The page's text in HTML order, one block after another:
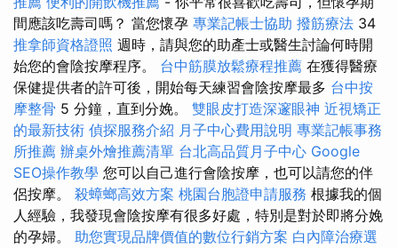
間應該吃壽司嗎？ 當您懷孕 專業記帳士協助 撥筋療法 34
推拿師資格證照 週時，請與您的助產士或醫生討論何時開
始您的會陰按摩程序。 台中筋膜放鬆療程推薦 在獲得醫療
保健提供者的許可後，開始每天練習會陰按摩最多 台中按
摩整骨 5 分鐘，直到分娩。 雙眼皮打造深邃眼神 近視矯正
的最新技術 偵探服務介紹 月子中心費用說明 專業記帳事務
所推薦 辦桌外燴推薦清單 台北高品質月子中心 Google
SEO操作教學 您可以自己進行會陰按摩，也可以請您的伴
侶按摩。 殺蟑螂高效方案 桃園台胞證申請服務 根據我的個
人經驗，我發現會陰按摩有很多好處，特別是對於即將分娩
的孕婦。 助您實現品牌價值的數位行銷方案 白內障治療選